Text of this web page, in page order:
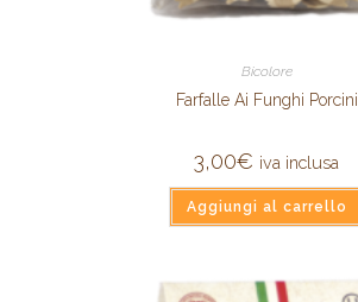
Bicolore
Farfalle Ai Funghi Porcini
3,00€ iva inclusa
Aggiungi al carrello